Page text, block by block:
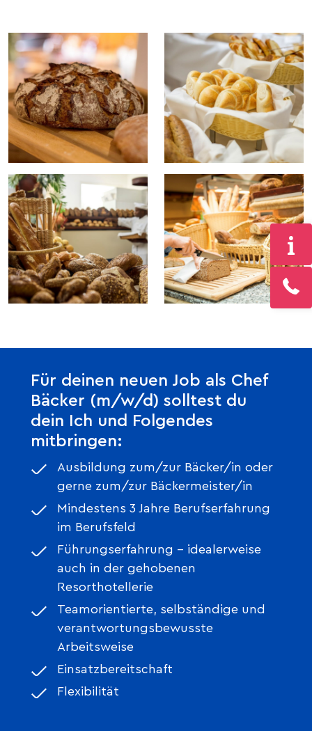
Für deinen neuen Job als Chef
Bäcker (m/w/d) solltest du
dein Ich und Folgendes
mitbringen:
Ausbildung zum/zur Bäcker/in oder
gerne zum/zur Bäckermeister/in
Mindestens 3 Jahre Berufserfahrung
im Berufsfeld
Führungserfahrung – idealerweise
auch in der gehobenen
Resorthotellerie
Teamorientierte, selbständige und
verantwortungsbewusste
Arbeitsweise
Einsatzbereitschaft
Flexibilität